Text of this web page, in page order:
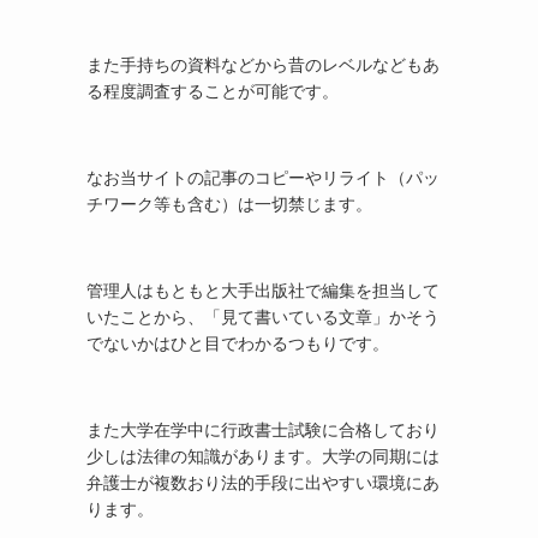
また手持ちの資料などから昔のレベルなどもあ
る程度調査することが可能です。
なお当サイトの記事のコピーやリライト（パッ
チワーク等も含む）は一切禁じます。
管理人はもともと大手出版社で編集を担当して
いたことから、「見て書いている文章」かそう
でないかはひと目でわかるつもりです。
また大学在学中に行政書士試験に合格しており
少しは法律の知識があります。大学の同期には
弁護士が複数おり法的手段に出やすい環境にあ
ります。